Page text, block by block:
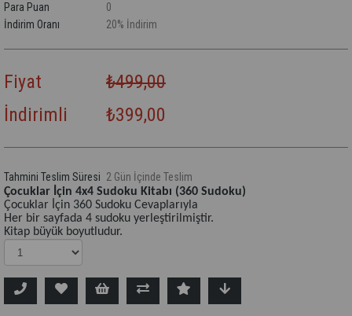
Para Puan
0
İndirim Oranı
%
20 İndirim
Fiyat
₺499,00
İndirimli
₺399,00
Tahmini Teslim Süresi 2 Gün İçinde Teslim
Çocuklar İçin 4x4 Sudoku Kitabı (360 Sudoku)
Çocuklar İçin 360 Sudoku Cevaplarıyla
Her bir sayfada 4 sudoku yerleştirilmiştir.
Kitap büyük boyutludur.